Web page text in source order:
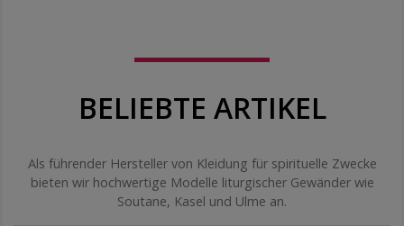
BELIEBTE ARTIKEL
Als führender Hersteller von Kleidung für spirituelle Zwecke
bieten wir hochwertige Modelle liturgischer Gewänder wie
Soutane, Kasel und Ulme an.